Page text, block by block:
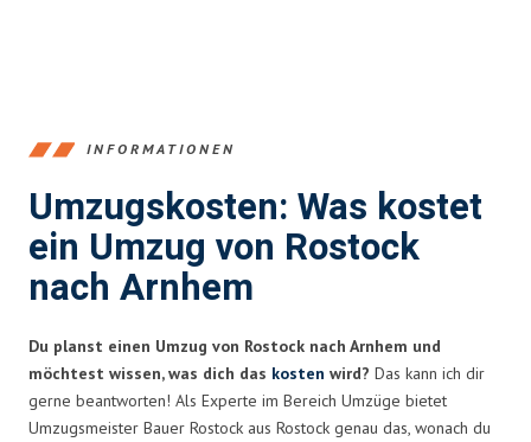
INFORMATIONEN
Umzugskosten: Was kostet
ein Umzug von Rostock
nach Arnhem
Du planst einen Umzug von Rostock nach Arnhem und
möchtest wissen, was dich das kosten wird? Das kann ich dir
gerne beantworten! Als Experte im Bereich Umzüge bietet
Umzugsmeister Bauer Rostock aus Rostock genau das, wonach du